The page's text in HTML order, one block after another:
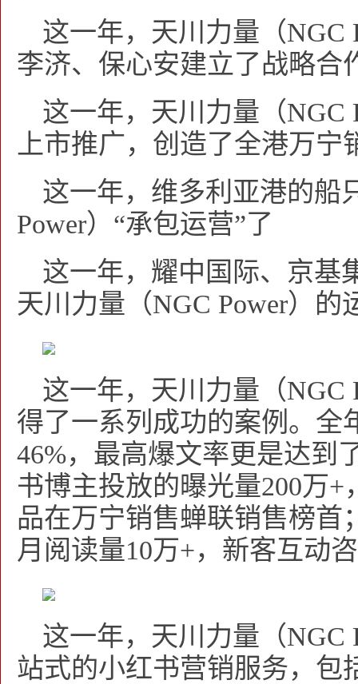
这一年，天川力量（NGC
李济、保心安建立了战略合
这一年，天川力量（NGC
上市推广，创造了全港万
这一年，维多利亚港的船
Power）“承包运营”了
这一年，耀中国际、京基
天川力量（NGC Power）的
这一年，天川力量（NGC
得了一系列成功的案例。全
46%，最高爆文率更是达到
书博主投放的曝光量200万
品在万宁销售蝉联销售榜首
月阅读量10万+，新客互动
这一年，天川力量（NGC
站式的小红书营销服务，包